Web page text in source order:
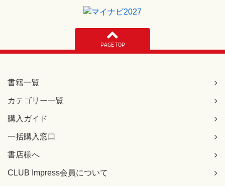
PAGE TOP
書籍一覧
カテゴリー一覧
購入ガイド
一括購入窓口
書店様へ
CLUB Impress会員について